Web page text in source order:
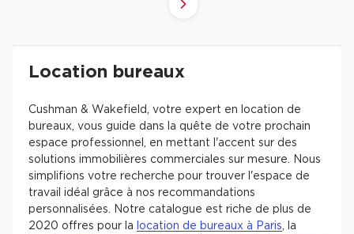
Suivant
Revenir à l'accueil -
Location bureaux
Cushman & Wakefield, votre expert en location de
bureaux, vous guide dans la quête de votre prochain
espace professionnel, en mettant l'accent sur des
solutions immobilières commerciales sur mesure. Nous
simplifions votre recherche pour trouver l'espace de
travail idéal grâce à nos recommandations
personnalisées. Notre catalogue est riche de plus de
2020 offres pour la
location de bureaux à Paris, la